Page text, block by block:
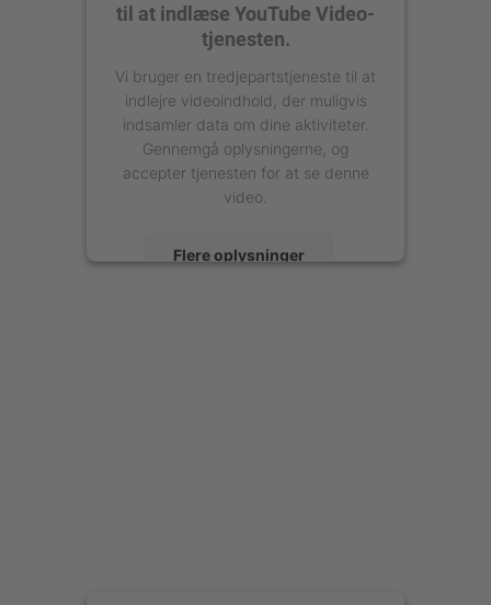
til at indlæse YouTube Video-
tjenesten.
Vi bruger en tredjepartstjeneste til at
indlejre videoindhold, der muligvis
indsamler data om dine aktiviteter.
Gennemgå oplysningerne, og
accepter tjenesten for at se denne
video.
Flere oplysninger